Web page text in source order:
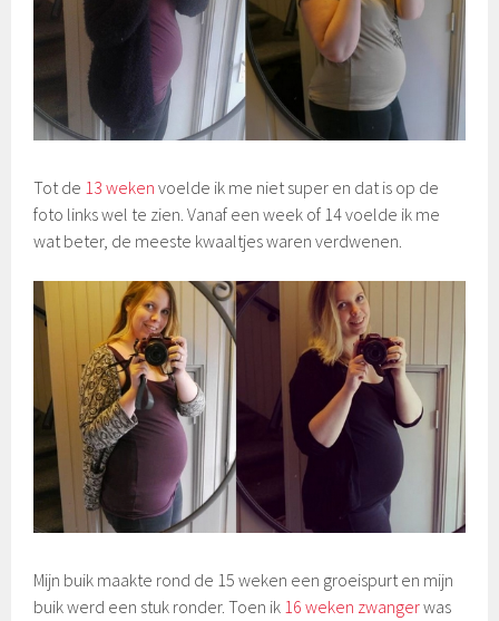
Tot de 13 weken voelde ik me niet super en dat is op de
foto links wel te zien. Vanaf een week of 14 voelde ik me
wat beter, de meeste kwaaltjes waren verdwenen.
Mijn buik maakte rond de 15 weken een groeispurt en mijn
buik werd een stuk ronder. Toen ik 16 weken zwangerwas